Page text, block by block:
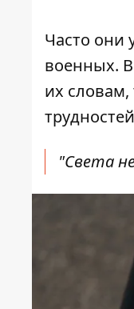
Часто они
военных.
их
"Света